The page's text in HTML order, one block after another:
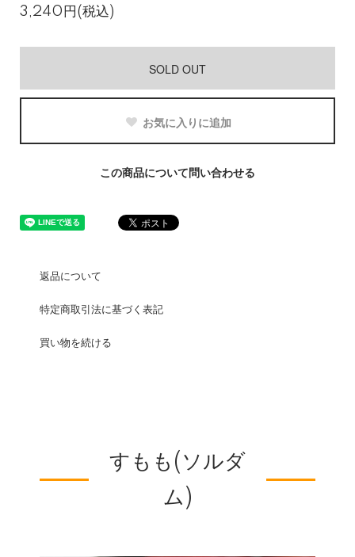
3,240円(税込)
SOLD OUT
お気に入りに追加
この商品について問い合わせる
返品について
特定商取引法に基づく表記
買い物を続ける
すもも(ソルダ
ム)